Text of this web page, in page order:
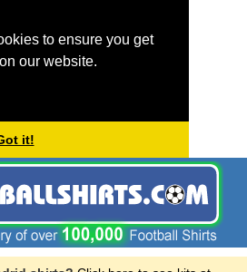
to ensure you get
our website.
it!